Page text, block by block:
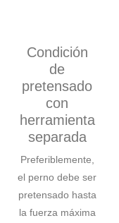
Condición
de
pretensado
con
herramienta
separada
Preferiblemente,
el perno debe ser
pretensado hasta
la fuerza máxima